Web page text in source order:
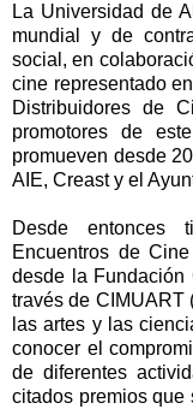
La Universidad de
mundial y de
social, en
cine representado
Distribuidores de
promotores de
promueven desde
AIE, Creast y el
Desde
Encuentros de
desde la Fundación
través de CIMUART
las artes y las
conocer el
de diferentes
citados premios que